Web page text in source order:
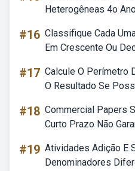
Heterogêneas 4o
#16 Classifique Cada
Em Crescente Ou
#17 Calcule O Perímetro
O Resultado Se
#18 Commercial Papers
Curto Prazo Não
#19 Atividades Adição E
Denominadores